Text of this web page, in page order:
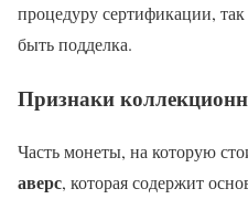
процедуру сертификации,
быть подделка.
Признаки
Часть монеты, на которую
аверс, которая содержит